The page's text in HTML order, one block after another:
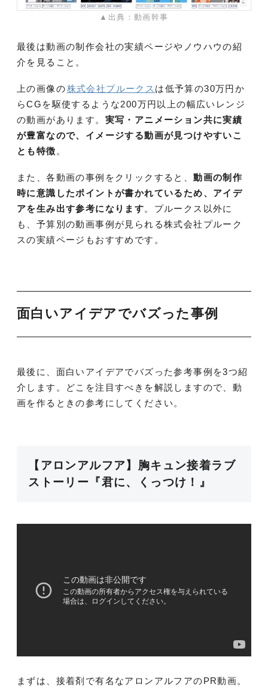
▲出典：動画幹事
最後は動画の制作会社の実績ページやノウハウの紹
介を見ること。
上の画像の株式会社プルークス は低予算の30万円か
らCGを駆使するような200万円以上の幅広いレンジ
の動画があります。 実写・アニメーション共に実績
が豊富なので、イメージする動画が見つけやすいこ
とも特徴 。
また、各動画の事例をクリックすると、動画の制作
時に意識したポイントが書かれているため、アイデ
アを生み出す参考になります。プルークス以外に
も、予算別の動画事例が見られる株式会社プルーク
スの実績ページもおすすめです。
面白いアイデアでバズった事例
最後に、面白いアイデアでバズった参考事例を3つ紹
介します。どこを注目すべきを解説しますので、動
画を作るときの参考にしてください。
【アロンアルフア】胸キュン接着ラブ
ストーリー『君に、くっつけ！』
まずは、接着剤で有名なアロンアルフアのPR動画。